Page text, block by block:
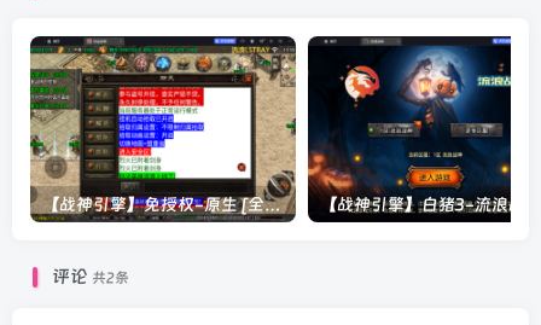
【战神引擎】免授权-原生 [全屏自动拾取] 插件 + 配置教程（更新修复版，具体自测）
评论 共2条